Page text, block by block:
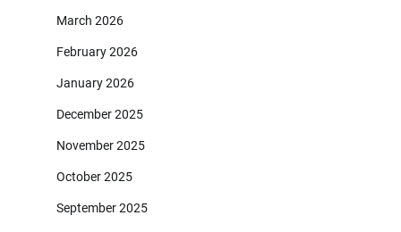
March 2026
February 2026
January 2026
December 2025
November 2025
October 2025
September 2025